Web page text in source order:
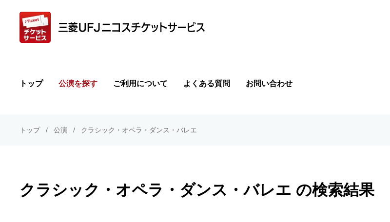
トップ 公演を探す ご利用について よくある質問 お問い合わせ
トップ 公演 クラシック・オペラ・ダンス・バレエ
クラシック・オペラ・ダンス・バレエ の検索結果